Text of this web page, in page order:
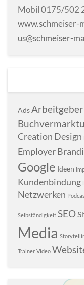
Mobil 0175/502
www.schmeiser-
us@schmeiser-
Ads
Creation Design
Employer
Google Ideen
Kundenbindung
Netzwerken
Selbständigkeit SEO
Media
Trainer Video